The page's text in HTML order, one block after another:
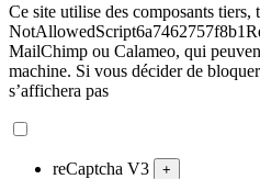
Ce site utilise des composants tiers,
MailChimp ou Calameo, qui
machine. Si vous décider de
s’affichera pas
reCaptcha V3 +